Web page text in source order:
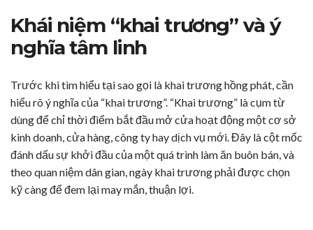
Khái niệm “khai trương” và ý
nghĩa tâm linh
Trước khi tìm hiểu tại sao gọi là khai trương hồng phát, cần
hiểu rõ ý nghĩa của “khai trương”. “Khai trương” là cụm từ
dùng để chỉ thời điểm bắt đầu mở cửa hoạt động một cơ sở
kinh doanh, cửa hàng, công ty hay dịch vụ mới. Đây là cột mốc
đánh dấu sự khởi đầu của một quá trình làm ăn buôn bán, và
theo quan niệm dân gian, ngày khai trương phải được chọn
kỹ càng để đem lại may mắn, thuận lợi.